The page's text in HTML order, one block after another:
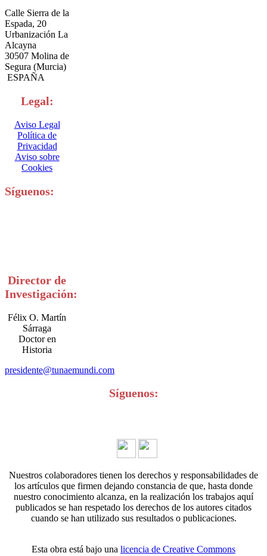
Calle Sierra de la
Espada, 20
Urbanización La
Alcayna
30507 Molina de
Segura (Murcia)
ESPAÑA
Legal:
Aviso Legal
Política de
Privacidad
Aviso sobre
Cookies
Síguenos:
Director de
Investigación:
Félix O. Martín
Sárraga
Doctor en
Historia
presidente@tunaemundi.com
Síguenos:
Nuestros colaboradores tienen los derechos y responsabilidades de
los artículos que firmen dejando constancia de que, hasta donde
nuestro conocimiento alcanza, en la realización los trabajos aquí
publicados se han respetado los derechos de los autores citados
cuando se han utilizado sus resultados o publicaciones.
Esta obra está bajo una licencia de Creative Commons